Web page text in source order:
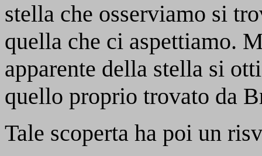
stella che osserviamo si
quella che ci aspettiamo.
apparente della stella si
quello proprio trovato da
Tale scoperta ha poi un